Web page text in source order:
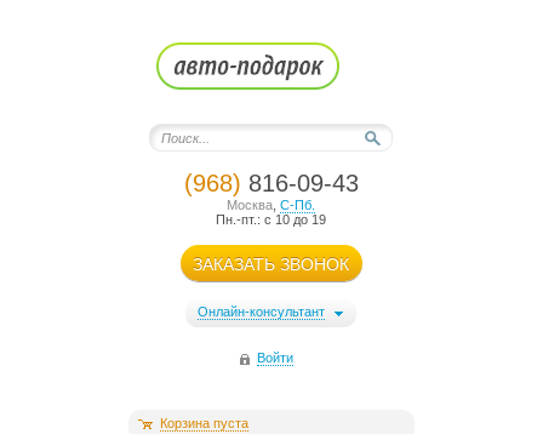
(968) 816-09-43
Москва ,С-Пб.
Пн.-пт.: с 10 до 19
ЗАКАЗАТЬ ЗВОНОК
Онлайн-консультант
Войти
Корзина пуста